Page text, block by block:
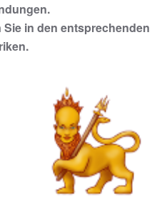
in den entsprechenden